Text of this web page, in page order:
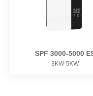
SPF 3000-5000
3KW-5KW